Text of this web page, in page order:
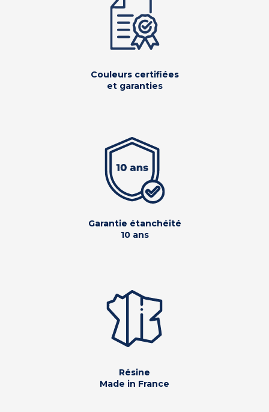
Couleurs certifiées
et garanties
Garantie étanchéité
10 ans
Résine
Made in France